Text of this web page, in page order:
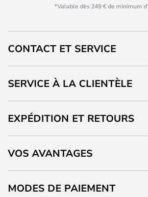
*Valable dès 249 € de minimum
CONTACT ET SERVICE
SERVICE À LA CLIENTÈLE
EXPÉDITION ET RETOURS
VOS AVANTAGES
MODES DE PAIEMENT